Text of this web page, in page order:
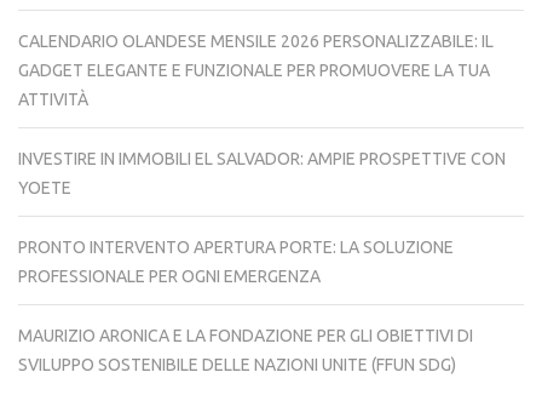
CALENDARIO OLANDESE MENSILE 2026 PERSONALIZZABILE: IL
GADGET ELEGANTE E FUNZIONALE PER PROMUOVERE LA TUA
ATTIVITÀ
INVESTIRE IN IMMOBILI EL SALVADOR: AMPIE PROSPETTIVE CON
YOETE
PRONTO INTERVENTO APERTURA PORTE: LA SOLUZIONE
PROFESSIONALE PER OGNI EMERGENZA
MAURIZIO ARONICA E LA FONDAZIONE PER GLI OBIETTIVI DI
SVILUPPO SOSTENIBILE DELLE NAZIONI UNITE (FFUN SDG)